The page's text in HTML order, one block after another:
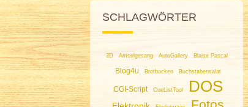
SCHLAGWÖRTER
3D Amselgesang AutoGallery Blaise Pascal
Blog4u Brotbacken Buchstabensalat
CGI-Script CueListTool DOS